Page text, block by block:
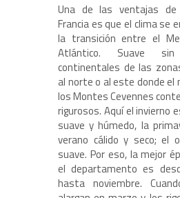
Una de las ventajas
Francia es que el clima se
la transición entre el
Atlántico. Suave
continentales de las
al norte o al este donde el
los Montes Cevennes
rigurosos. Aquí el invierno
suave y húmedo, la
verano cálido y seco; el
suave. Por eso, la mejor
el departamento es
hasta noviembre.